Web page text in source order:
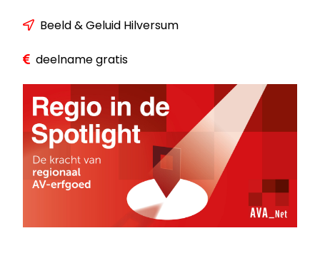
Beeld & Geluid Hilversum
deelname gratis